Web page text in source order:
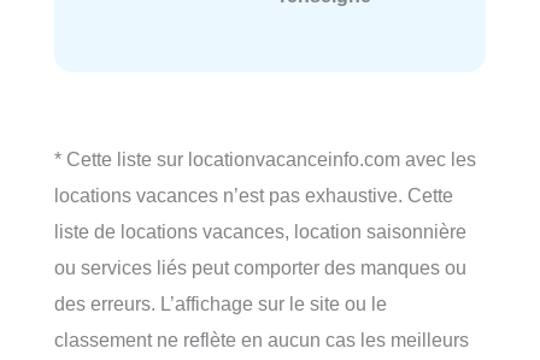
* Cette liste sur locationvacanceinfo.com avec les
locations vacances n’est pas exhaustive. Cette
liste de locations vacances, location saisonnière
ou services liés peut comporter des manques ou
des erreurs. L’affichage sur le site ou le
classement ne reflète en aucun cas les meilleurs